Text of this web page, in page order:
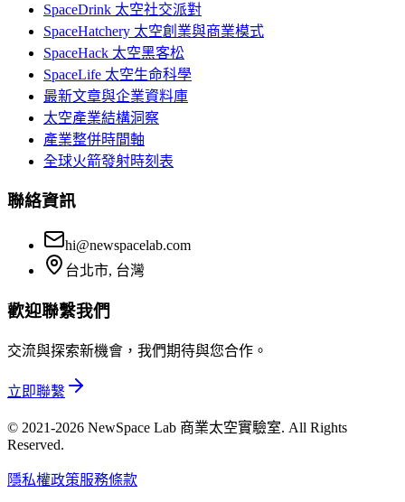
SpaceDrink 太空社交派對
SpaceHatchery 太空創業與商業模式
SpaceHack 太空黑客松
SpaceLife 太空生命科學
最新文章與企業資料庫
太空產業結構洞察
產業整併時間軸
全球火箭發射時刻表
聯絡資訊
hi@newspacelab.com
台北市, 台灣
歡迎聯繫我們
交流與探索新機會，我們期待與您合作。
立即聯繫
© 2021-2026 NewSpace Lab 商業太空實驗室. All Rights
Reserved.
隱私權政策服務條款